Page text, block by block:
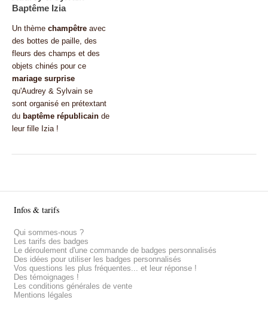
Baptême Izia
Un thème champêtreavec
des bottes de paille, des
fleurs des champs et des
objets chinés pour ce
mariage surprise
qu'Audrey & Sylvain se
sont organisé en prétextant
du baptême républicainde
leur fille Izia !
Infos & tarifs
Qui sommes-nous ?
Les tarifs des badges
Le déroulement d'une commande de badges personnalisés
Des idées pour utiliser les badges personnalisés
Vos questions les plus fréquentes... et leur réponse !
Des témoignages !
Les conditions générales de vente
Mentions légales